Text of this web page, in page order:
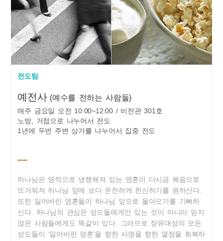
전도팀
예전사 (예수를 전하는 사람들)
매주 금요일 오전 10:00~12:00 / 비전관 301호
노방, 거점으로 나누어서 전도
1년에 두번 주변 상가를 나누어서 집중 전도
하나님은 영적으로 냉랭해져 있는 영혼이 다시금 복음으로
뜨거워져 하나님 앞에 보다 온전하게 헌신하기를 원하신다.
또한 잃어버린 영혼들이 하나님 앞으로 돌아오기를 기뻐하
신다. 하나님의 관심은 성도들에게만 있는 것이 아니라 믿지
않은 사람들에게도 똑같이 있다. 그러므로 장유대성의 모든
성도들이 ‘잃어버린 영혼’을 향한 사명을 향한 열정을 회복하